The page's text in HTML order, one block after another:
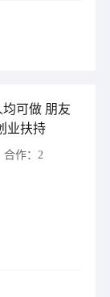
可做 朋友
业扶持
合作： 2